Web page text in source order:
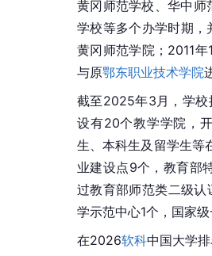
黄冈师范学校、华中师
学校等多个办学时期
黄冈师范学院；2011
与原鄂东职业技术学院
截至2025年3月，学
设有20个教学学院，
生、本科生及留学生等
业建设点9个，教育部
过教育部师范类二级
学示范中心1个，国家
在2026软科中国大学